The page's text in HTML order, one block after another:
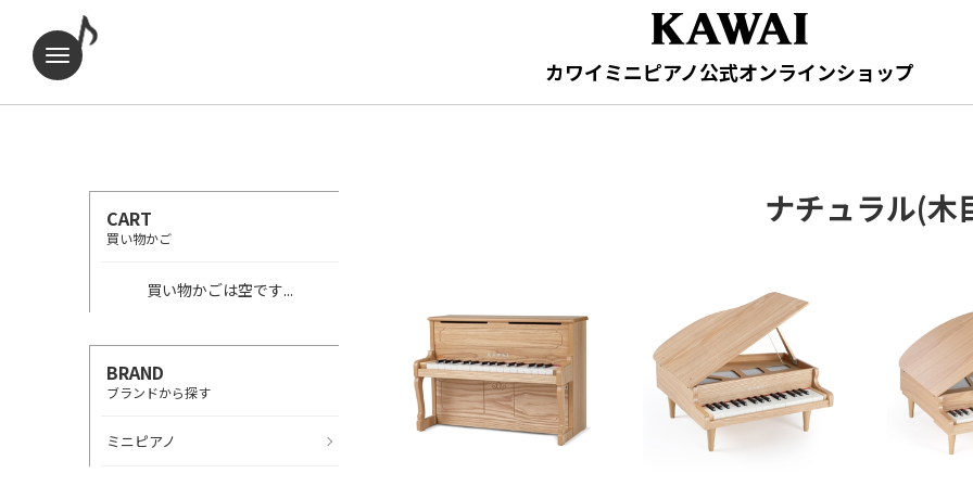
カワイミニピアノ公式オンラインショップ
CART
買い物かご
買い物かごは空です...
BRAND
ブランドから探す
ミニピアノ
ナチュラル(木